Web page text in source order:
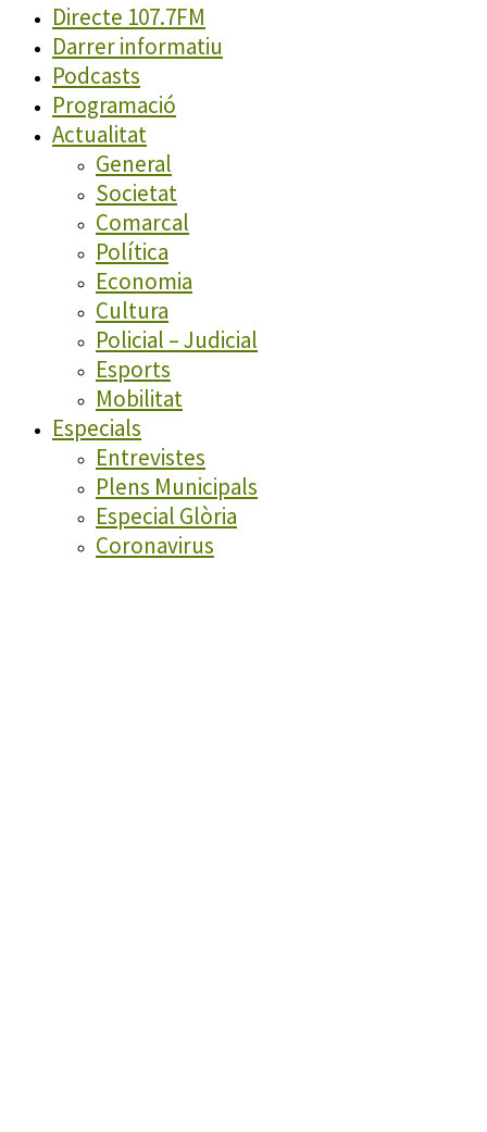
Directe 107.7FM
Darrer informatiu
Podcasts
Programació
Actualitat
General
Societat
Comarcal
Política
Economia
Cultura
Policial – Judicial
Esports
Mobilitat
Especials
Entrevistes
Plens Municipals
Especial Glòria
Coronavirus